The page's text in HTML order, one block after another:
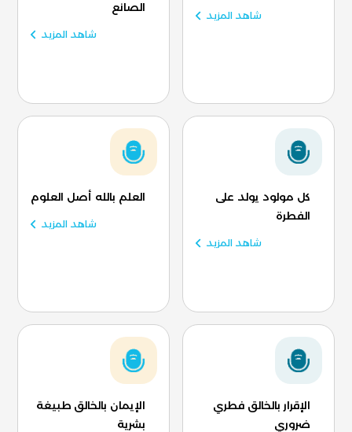
شاهد المزيد
الصانع
شاهد المزيد
كل مولود يولد على
الفطرة
شاهد المزيد
العلم بالله أصل العلوم
شاهد المزيد
الإقرار بالخالق فطري
ضروري
الإيمان بالخالق طبيغة
بشرية